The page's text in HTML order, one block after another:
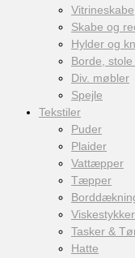
Vitrineskabe
Skabe og
Hylder og
Borde,
Div. møbler
Spejle
Tekstiler
Puder
Plaider
Vattæpper
Tæpper
Viskestykker
Tasker &
Hatte